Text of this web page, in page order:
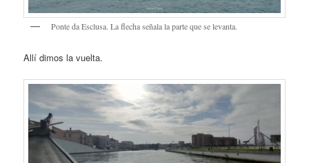
Ponte da Esclusa. La flecha señala la parte que se levanta.
Allí dimos la vuelta.